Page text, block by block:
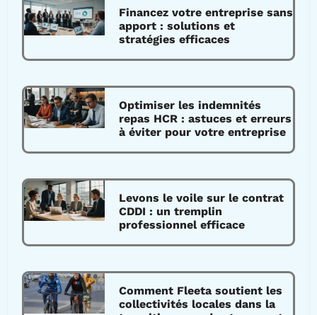
Financez votre entreprise sans
apport : solutions et
stratégies efficaces
Optimiser les indemnités
repas HCR : astuces et erreurs
à éviter pour votre entreprise
Levons le voile sur le contrat
CDDI : un tremplin
professionnel efficace
Comment Fleeta soutient les
collectivités locales dans la